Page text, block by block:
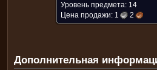
Уровень предмета: 14
Цена продажи: 1 2
Дополнительная